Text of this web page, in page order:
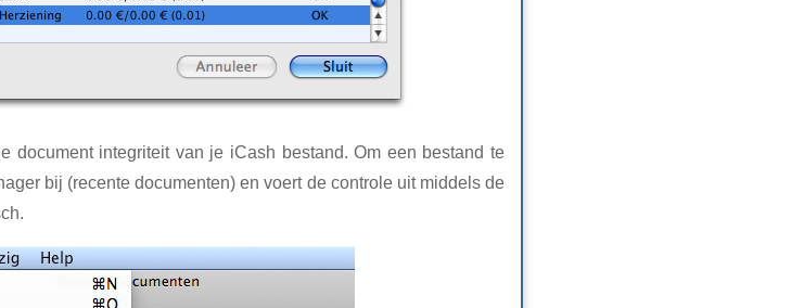
document integriteit van je iCash bestand. Om een bestand te
bij (recente documenten) en voert de controle uit middels de